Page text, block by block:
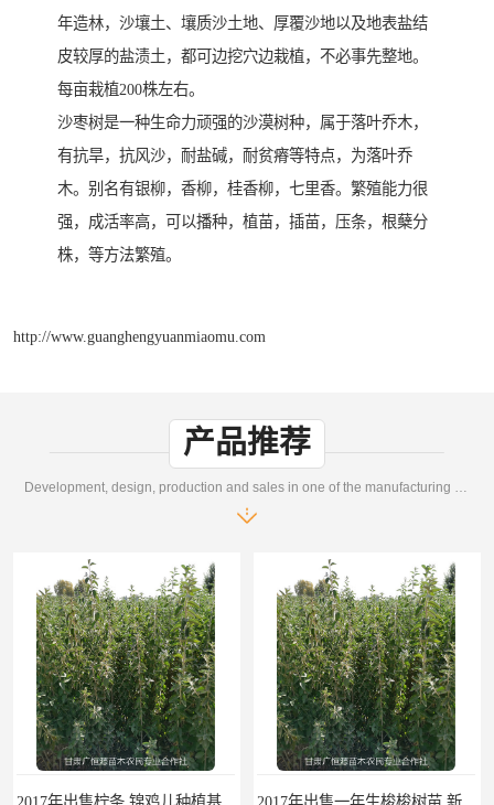
年造林，沙壤土、壤质沙土地、厚覆沙地以及地表盐结
皮较厚的盐渍土，都可边挖穴边栽植，不必事先整地。
每亩栽植200株左右。
沙枣树是一种生命力顽强的沙漠树种，属于落叶乔木，
有抗旱，抗风沙，耐盐碱，耐贫瘠等特点，为落叶乔
木。别名有银柳，香柳，桂香柳，七里香。繁殖能力很
强，成活率高，可以播种，植苗，插苗，压条，根蘖分
株，等方法繁殖。
http://www.guanghengyuanmiaomu.com
产品推荐
Development, design, production and sales in one of the manufacturing enterprises